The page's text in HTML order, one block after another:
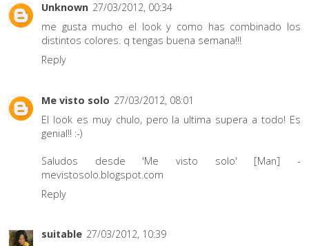
Unknown 27/03/2012, 00:34
me gusta mucho el look y como has combinado los
distintos colores. q tengas buena semana!!!
Reply
Me visto solo 27/03/2012, 08:01
El look es muy chulo, pero la ultima supera a todo! Es
genial!! :-)
Saludos desde 'Me visto solo' [Man] -
mevistosolo.blogspot.com
Reply
suitable 27/03/2012, 10:39